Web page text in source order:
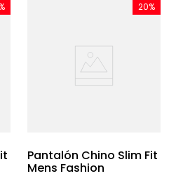
20%
Pantalón Chino Slim Fit
Mens Fashion